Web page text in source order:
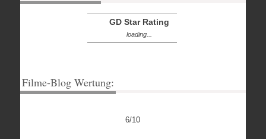
GD Star Rating
loading...
Filme-Blog Wertung:
6/10